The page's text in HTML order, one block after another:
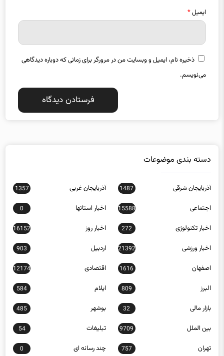
ایمیل*
ذخیره نام، ایمیل و وبسایت من در مرورگر برای زمانی که دوباره دیدگاهی
می‌نویسم.
دسته بندی موضوعات
آذربایجان شرقی 1487 آذربایجان غربی 1357
اجتماعی 15588 اخبار استانها 0
اخبار تکنولوژی 272 اخبار روز 16152
اخبار ورزشی 21392 اردبیل 903
اصفهان 1616 اقتصادی 12174
البرز 809 ایلام 584
بازار مالی 32 بوشهر 485
بین الملل 9709 تبلیغات 54
تهران 757 چند رسانه ای 0